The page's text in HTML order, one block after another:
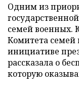
Одним из
семей военных.
Комитета семей
инициативе
рассказала о
которую